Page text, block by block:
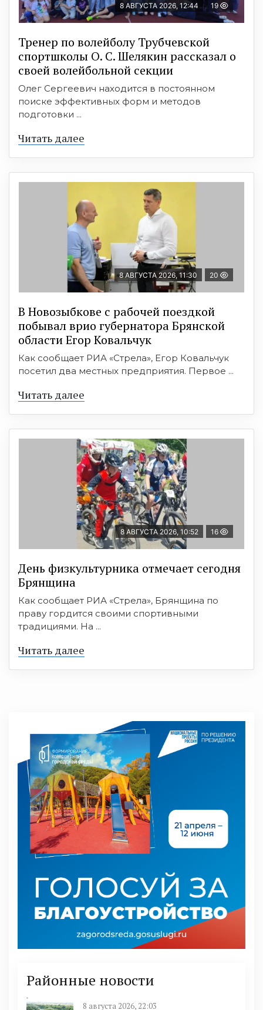
8 АВГУСТА 2026, 12:44 19
Тренер по волейболу Трубчевской
спортшколы О. С. Шелякин рассказал о
своей волейбольной секции
Олег Сергеевич находится в постоянном
поиске эффективных форм и методов
подготовки ...
Читать далее
8 АВГУСТА 2026, 11:30 20
В Новозыбкове с рабочей поездкой
побывал врио губернатора Брянской
области Егор Ковальчук
Как сообщает РИА «Стрела», Егор Ковальчук
посетил два местных предприятия. Первое ...
Читать далее
8 АВГУСТА 2026, 10:52 16
День физкультурника отмечает сегодня
Брянщина
Как сообщает РИА «Стрела», Брянщина по
праву гордится своими спортивными
традициями. На ...
Читать далее
Районные новости
8 августа 2026, 22:03